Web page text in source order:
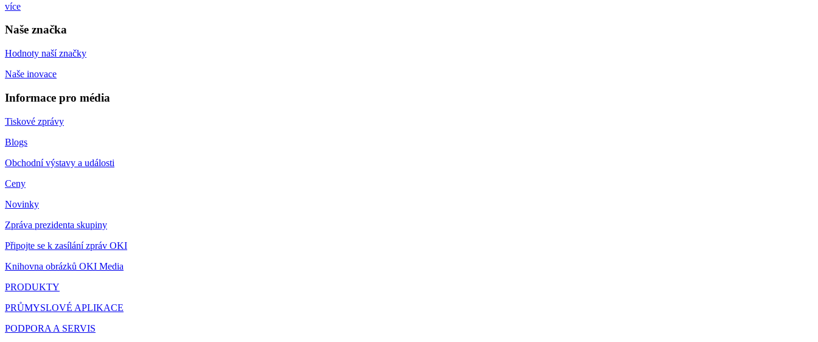
více
Naše značka
Hodnoty naší značky
Naše inovace
Informace pro média
Tiskové zprávy
Blogs
Obchodní výstavy a události
Ceny
Novinky
Zpráva prezidenta skupiny
Připojte se k zasílání zpráv OKI
Knihovna obrázků OKI Media
PRODUKTY
PRŮMYSLOVÉ APLIKACE
PODPORA A SERVIS